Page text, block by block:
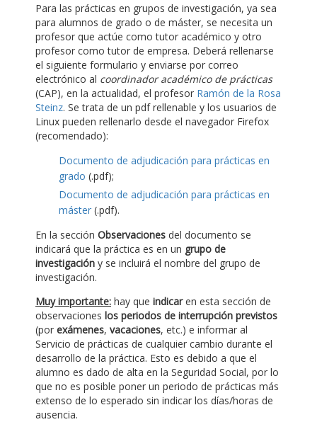
Para las prácticas en grupos de investigación, ya sea
para alumnos de grado o de máster, se necesita un
profesor que actúe como tutor académico y otro
profesor como tutor de empresa. Deberá rellenarse
el siguiente formulario y enviarse por correo
electrónico al coordinador académico de prácticas
(CAP), en la actualidad, el profesor Ramón de la Rosa
Steinz. Se trata de un pdf rellenable y los usuarios de
Linux pueden rellenarlo desde el navegador Firefox
(recomendado):
Documento de adjudicación para prácticas en
grado (.pdf);
Documento de adjudicación para prácticas en
máster (.pdf).
En la sección Observaciones del documento se
indicará que la práctica es en un grupo de
investigación y se incluirá el nombre del grupo de
investigación.
Muy importante: hay que indicaren esta sección de
observaciones los periodos de interrupción previstos
(por exámenes, vacaciones, etc.) e informar al
Servicio de prácticas de cualquier cambio durante el
desarrollo de la práctica. Esto es debido a que el
alumno es dado de alta en la Seguridad Social, por lo
que no es posible poner un periodo de prácticas más
extenso de lo esperado sin indicar los días/horas de
ausencia.